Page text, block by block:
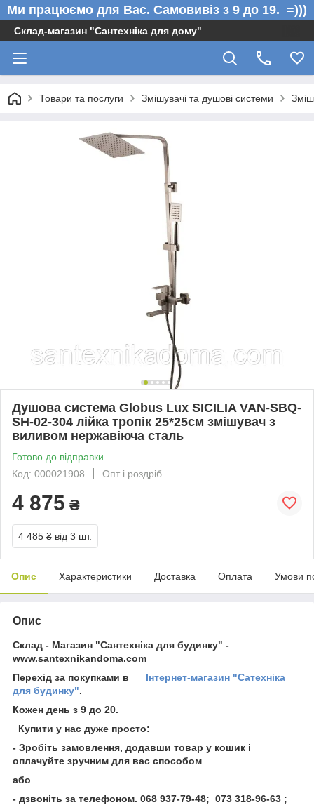
Ми працюємо для Вас. Самовивіз з 9 до 19. =)))
Склад-магазин "Сантехніка для дому"
Товари та послуги Змішувачі та душові системи
Душова система Globus Lux SICILIA VAN-SBQ-
SH-02-304 лійка тропік 25*25см змішувач з
виливом нержавіюча сталь
Готово до відправки
Код: 000021908
Опт і роздріб
4 875 ₴
4 485 ₴ від 3 шт.
Опис Характеристики Доставка Оплата Умови
Опис
Склад - Магазин "Сантехніка для будинку" -
www.santexnikandoma.com
Перехід за покупками в Інтернет-магазин "Сатехніка
для будинку".
Кожен день з 9 до 20.
Купити у нас дуже просто:
- Зробіть замовлення, додавши товар у кошик і
оплачуйте зручним для вас способом
або
- дзвоніть за телефоном. 068 937-79-48; 073 318-96-63 ;